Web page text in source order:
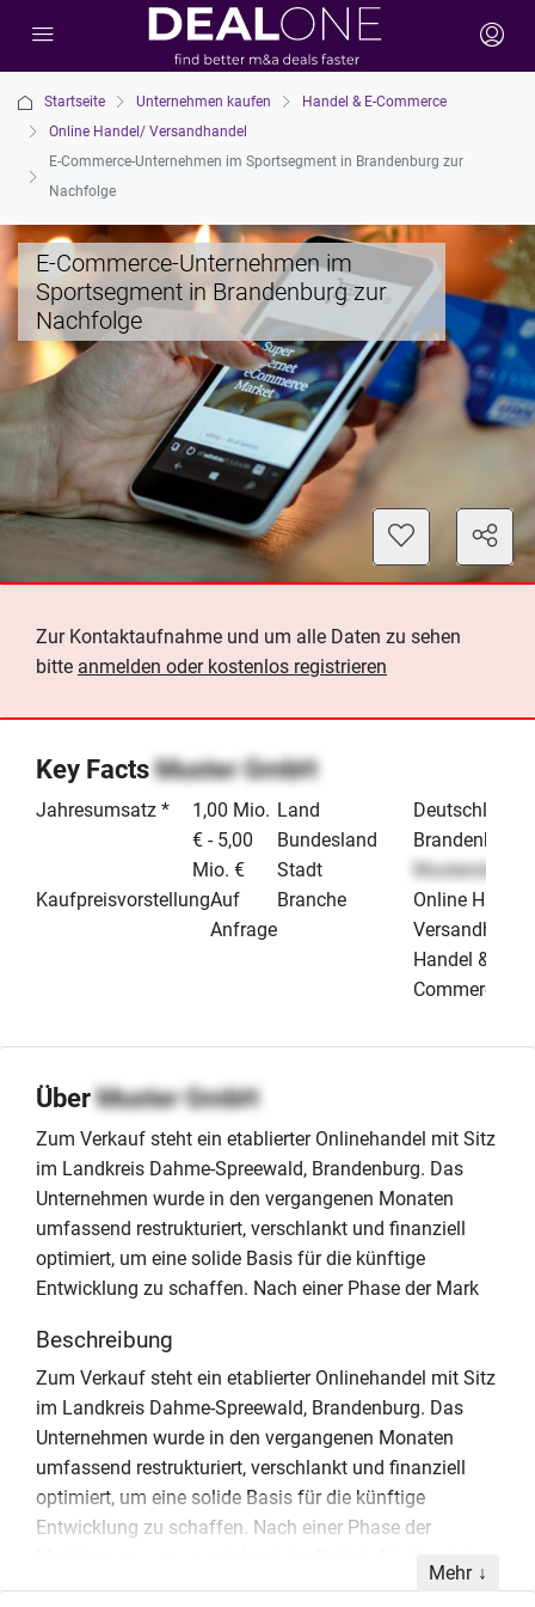
Startseite Unternehmen kaufen
Handel & E-Commerce
Online Handel/ Versandhandel
E-Commerce-Unternehmen im Sportsegment in Brandenburg zur
Nachfolge
E-Commerce-Unternehmen im
Sportsegment in Brandenburg zur
Nachfolge
Zur Kontaktaufnahme und um alle Daten zu sehen
bitte anmelden oder kostenlos registrieren
Key FactsMuster GmbH
Jahresumsatz *
1,00 Mio.
€ - 5,00
Mio. €
KaufpreisvorstellungAuf
Anfrage
Land
Deutschland
Bundesland
Brandenburg
Stadt
Musterstadt
Branche
Online
Handel & E-
Commerce
ÜberMuster GmbH
Zum Verkauf steht ein etablierter Onlinehandel mit Sitz
im Landkreis Dahme-Spreewald, Brandenburg. Das
Unternehmen wurde in den vergangenen Monaten
umfassend restrukturiert, verschlankt und finanziell
optimiert, um eine solide Basis für die künftige
Entwicklung zu schaffen. Nach einer Phase der Mark
Beschreibung
Zum Verkauf steht ein etablierter Onlinehandel mit Sitz
im Landkreis Dahme-Spreewald, Brandenburg. Das
Unternehmen wurde in den vergangenen Monaten
umfassend restrukturiert, verschlankt und finanziell
optimiert, um eine solide Basis für die künftige
Entwicklung zu schaffen. Nach einer Phase der
2026 eine deutliche positive Tendenz. Aktuelle
Mehr